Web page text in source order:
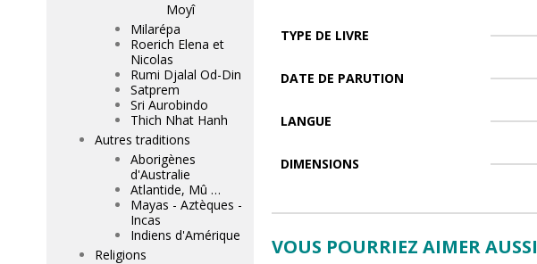
TYPE DE LIVRE
DATE DE PARUTION
LANGUE
DIMENSIONS
VOUS POURRIEZ AIMER AUSSI
Moyî
Milarépa
Roerich Elena et
Nicolas
Rumi Djalal Od-Din
Satprem
Sri Aurobindo
Thich Nhat Hanh
Autres traditions
Aborigènes
d'Australie
Atlantide, Mû …
Mayas - Aztèques -
Incas
Indiens d'Amérique
Religions